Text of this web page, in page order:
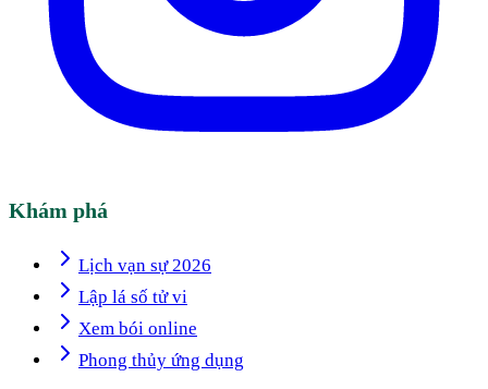
Khám phá
Lịch vạn sự 2026
Lập lá số tử vi
Xem bói online
Phong thủy ứng dụng